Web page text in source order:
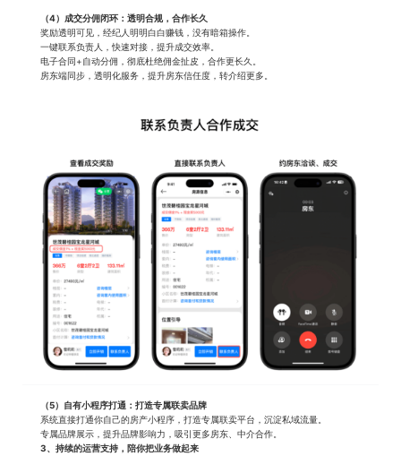
（4）成交分佣闭环：透明合规，合作长久
奖励透明可见，经纪人明明白白赚钱，没有暗箱操作。
一键联系负责人，快速对接，提升成交效率。
电子合同+自动分佣，彻底杜绝佣金扯皮，合作更长久。
房东端同步，透明化服务，提升房东信任度，转介绍更多。
（5）自有小程序打通：打造专属联卖品牌
系统直接打通你自己的房产小程序，打造专属联卖平台，沉淀私域流量。
专属品牌展示，提升品牌影响力，吸引更多房东、中介合作。
3、持续的运营支持，陪你把业务做起来